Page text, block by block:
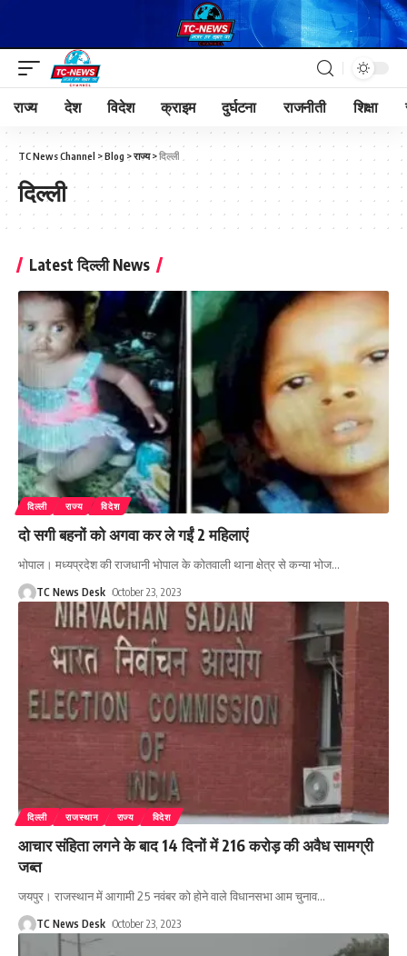
राज्य देश विदेश क्राइम दुर्घटना राजनीती शिक्षा
TC News Channel >Blog >राज्य>दिल्ली
दिल्ली
Latest दिल्ली News
दिल्ली राज्य विदेश
दो सगी बहनों को अगवा कर ले गईं 2 महिलाएं
भोपाल। मध्यप्रदेश की राजधानी भोपाल के कोतवाली थाना क्षेत्र से कन्या भोज…
TC News Desk October 23, 2023
दिल्ली राजस्थान राज्य विदेश
आचार संहिता लगने के बाद 14 दिनों में 216 करोड़ की अवैध सामग्री
जब्त
जयपुर। राजस्थान में आगामी 25 नवंबर को होने वाले विधानसभा आम चुनाव…
TC News Desk October 23, 2023